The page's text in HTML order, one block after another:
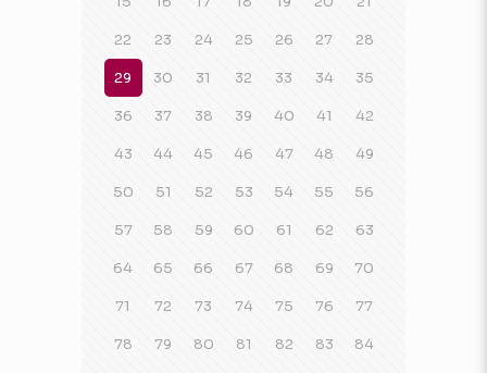
22 23 24 25 26 27 28
29 30 31 32 33 34 35
36 37 38 39 40 41 42
43 44 45 46 47 48 49
50 51 52 53 54 55 56
57 58 59 60 61 62 63
64 65 66 67 68 69 70
71 72 73 74 75 76 77
78 79 80 81 82 83 84